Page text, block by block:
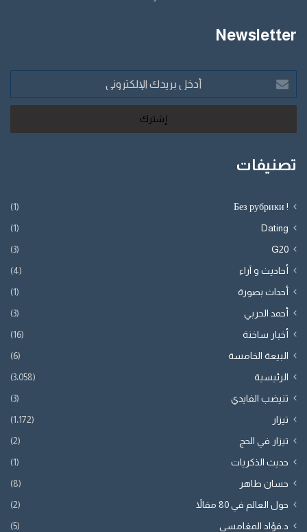
Newsletter
بريدك
الإلكتروني
تصنيفات
! Без рубрики
(1)
Dating
(1)
G20
(3)
أحاديث و آراء (4)
أحداث بصورة (1)
أحمد الحربي (3)
أخبار ساخنة (16)
البيعة الخامسة (6)
الرئيسية (3٬058)
تنيضب الفايدي (3)
تيزار (1٬172)
تيزار في الحج (2)
حديث الذكريات (1)
حسان طاهر (8)
حول العالم في 80 مقالاً (2)
د.فؤاد المغامسي (5)